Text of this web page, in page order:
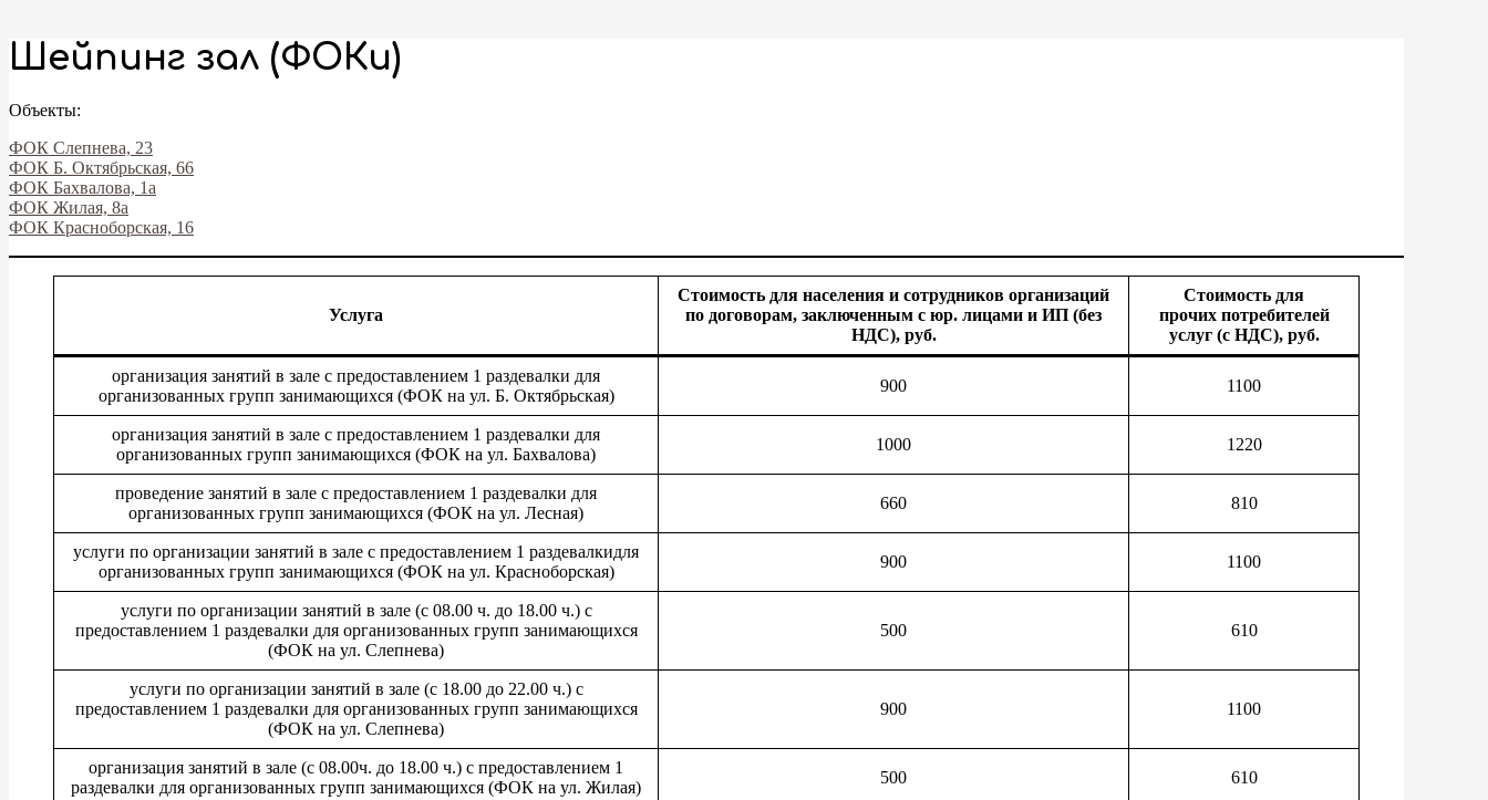
Шейпинг зал (ФОКи)
Объекты:
ФОК Слепнева, 23
ФОК Б. Октябрьская, 66
ФОК Бахвалова, 1а
ФОК Жилая, 8а
ФОК Красноборская, 16
Услуга
Стоимость для населения и сотрудников организаций
по договорам, заключенным с юр. лицами и ИП (без
НДС), руб.
Стоимость для
прочих потребителей
услуг (с НДС), руб.
организация занятий в зале с предоставлением 1 раздевалки для
организованных групп занимающихся (ФОК на ул. Б. Октябрьская)
900 1100
организация занятий в зале с предоставлением 1 раздевалки для
организованных групп занимающихся (ФОК на ул. Бахвалова)
1000 1220
проведение занятий в зале с предоставлением 1 раздевалки для
организованных групп занимающихся (ФОК на ул. Лесная)
660 810
услуги по организации занятий в зале с предоставлением 1 раздевалкидля
организованных групп занимающихся (ФОК на ул. Красноборская)
900 1100
услуги по организации занятий в зале (с 08.00 ч. до 18.00 ч.) с
предоставлением 1 раздевалки для организованных групп занимающихся
(ФОК на ул. Слепнева)
500 610
услуги по организации занятий в зале (с 18.00 до 22.00 ч.) с
предоставлением 1 раздевалки для организованных групп занимающихся
(ФОК на ул. Слепнева)
900 1100
организация занятий в зале (с 08.00ч. до 18.00 ч.) с предоставлением 1
раздевалки для организованных групп занимающихся (ФОК на ул. Жилая)
500 610